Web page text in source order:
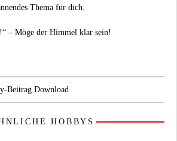
Thema für dich.
– Möge der Himmel klar sein!
Beitrag Download
HOBBYS